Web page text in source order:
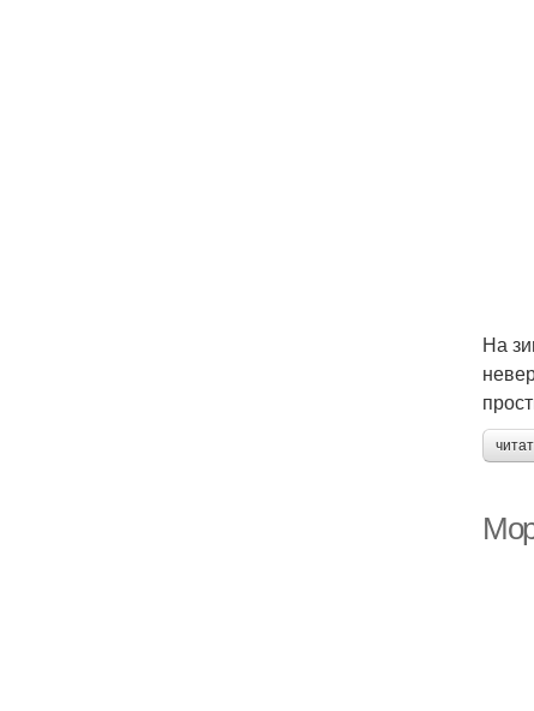
На